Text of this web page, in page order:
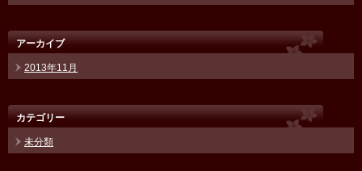
アーカイブ
2013年11月
カテゴリー
未分類